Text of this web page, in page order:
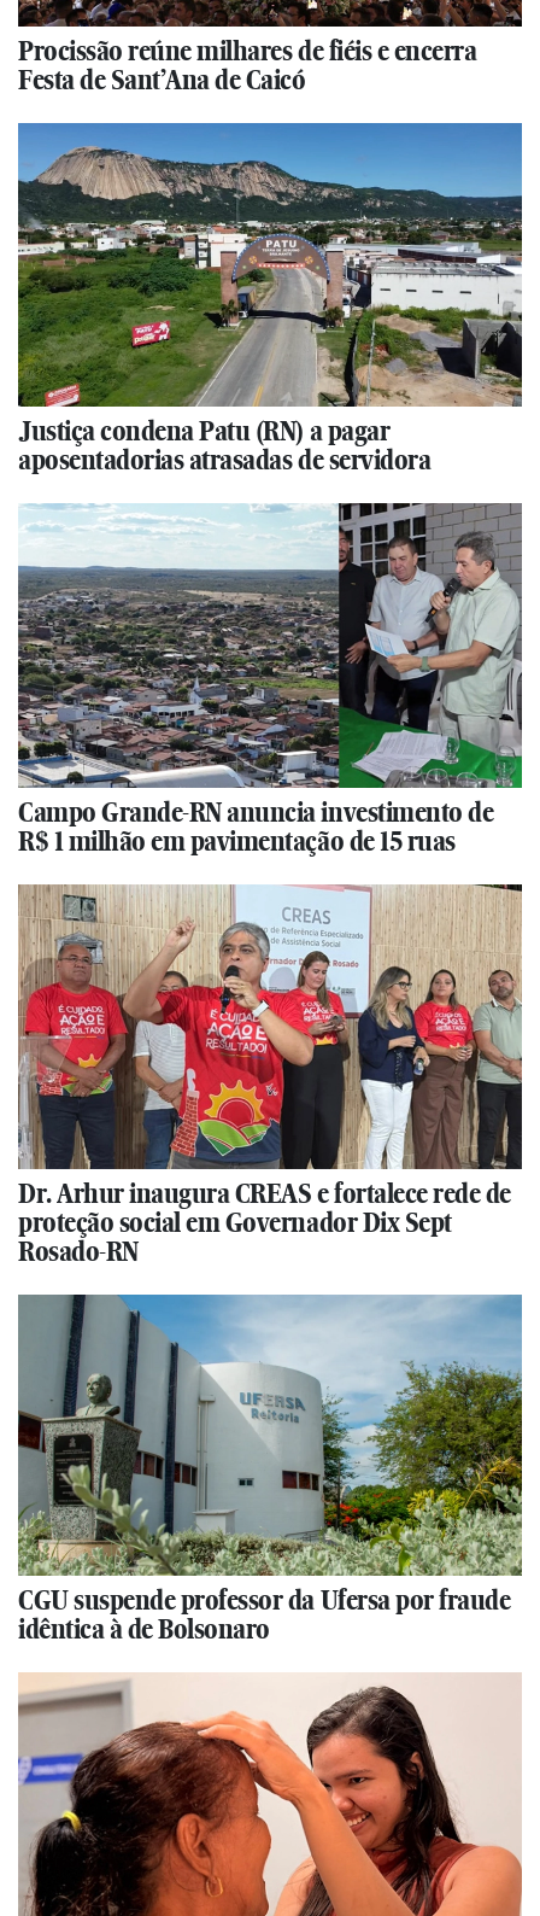
Procissão reúne milhares de fiéis e encerra
Festa de Sant’Ana de Caicó
Justiça condena Patu (RN) a pagar
aposentadorias atrasadas de servidora
Campo Grande-RN anuncia investimento de
R$ 1 milhão em pavimentação de 15 ruas
Dr. Arhur inaugura CREAS e fortalece rede de
proteção social em Governador Dix Sept
Rosado-RN
CGU suspende professor da Ufersa por fraude
idêntica à de Bolsonaro